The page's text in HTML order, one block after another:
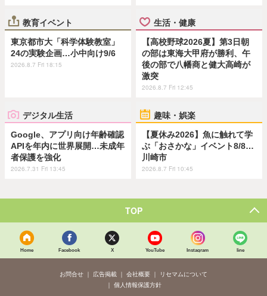
教育イベント
東京都市大「科学体験教室」
24の実験企画…小中向け9/6
2026.8.7 Fri 18:15
生活・健康
【高校野球2026夏】第3日朝
の部は東海大甲府が勝利、午
後の部で八幡商と健大高崎が
激突
2026.8.7 Fri 12:45
デジタル生活
Google、アプリ向け年齢確認
APIを年内に世界展開…未成年
者保護を強化
2026.7.31 Fri 13:45
趣味・娯楽
【夏休み2026】魚に触れて学
ぶ「おさかな」イベント8/8…
川崎市
2026.8.7 Fri 10:45
TOP
Home Facebook X YouTube Instagram line
お問合せ 広告掲載 会社概要
リセマムについて
個人情報保護方針